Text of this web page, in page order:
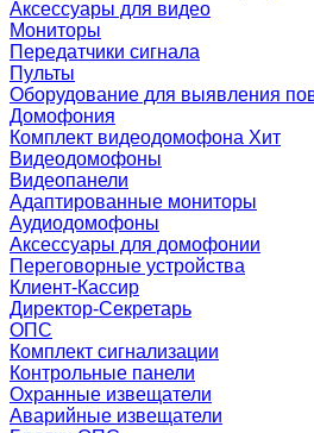
Аксессуары для видео
Мониторы
Передатчики сигнала
Пульты
Оборудование для выявления
Домофония
Комплект видеодомофона Хит
Видеодомофоны
Видеопанели
Адаптированные мониторы
Аудиодомофоны
Аксессуары для домофонии
Переговорные устройства
Клиент-Кассир
Директор-Секретарь
ОПС
Комплект сигнализации
Контрольные панели
Охранные извещатели
Аварийные извещатели